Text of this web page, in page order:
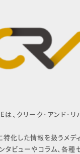
は、クリーク･アンド･
化した情報を扱うメディ
タビューやコラム、各種